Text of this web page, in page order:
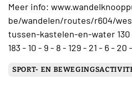
Meer info:
be/wandelen/routes/r604/
tussen-kastelen-en-water 130 -
183 - 10 - 9 - 8 - 129 - 21 - 6 - 20
SPORT- EN